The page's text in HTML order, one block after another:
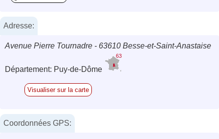
Adresse:
Avenue Pierre Tournadre - 63610 Besse-et-Saint-Anastaise
Département: Puy-de-Dôme
63
Visualiser sur la carte
Coordonnées GPS: